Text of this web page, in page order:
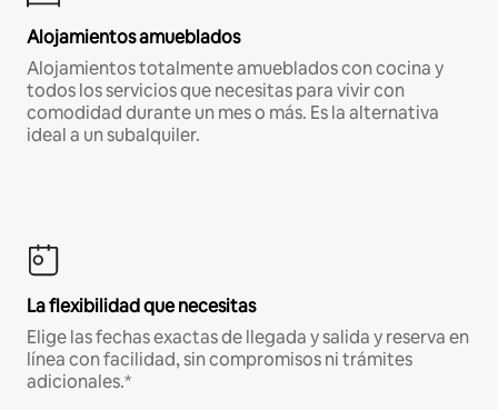
Alojamientos amueblados
Alojamientos totalmente amueblados con cocina y
todos los servicios que necesitas para vivir con
comodidad durante un mes o más. Es la alternativa
ideal a un subalquiler.
La flexibilidad que necesitas
Elige las fechas exactas de llegada y salida y reserva en
línea con facilidad, sin compromisos ni trámites
adicionales.*